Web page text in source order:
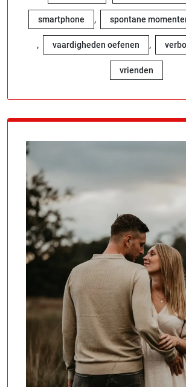
smartphone , spontane
, vaardigheden oefenen ,
vrienden